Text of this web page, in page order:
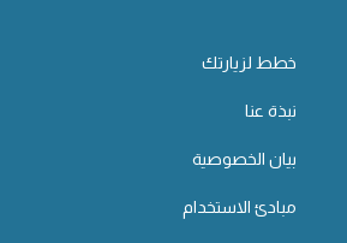
خطط لزيارتك
نبذة عنا
بيان الخصوصية
مبادئ الاستخدام